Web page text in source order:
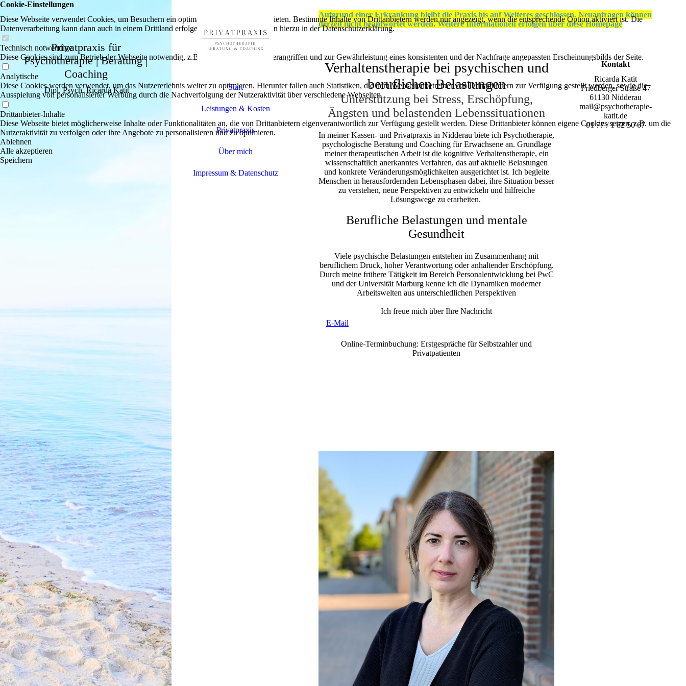
Privatpraxis für
Psychotherapie | Beratung |
Coaching
Dipl. Psych. Ricarda Katit Start
Leistungen & Kosten
Privatpraxis
Über mich
Impressum & Datenschutz
Aufgrund einer Erkrankung bleibt die Praxis bis auf Weiteres geschlossen. Neuanfragen können
derzeit nicht beantwortet werden. Weitere Informationen erfolgen über diese Homepage
Verhaltenstherapie bei psychischen und
beruflichen Belastungen
Unterstützung bei Stress, Erschöpfung,
Ängsten und belastenden Lebenssituationen
In meiner Kassen- und Privatpraxis in Nidderau biete ich Psychotherapie,
psychologische Beratung und Coaching für Erwachsene an. Grundlage
meiner therapeutischen Arbeit ist die kognitive Verhaltenstherapie, ein
wissenschaftlich anerkanntes Verfahren, das auf aktuelle Belastungen
und konkrete Veränderungsmöglichkeiten ausgerichtet ist. Ich begleite
Menschen in herausfordernden Lebensphasen dabei, ihre Situation besser
zu verstehen, neue Perspektiven zu entwickeln und hilfreiche
Lösungswege zu erarbeiten.
Berufliche Belastungen und mentale
Gesundheit
Viele psychische Belastungen entstehen im Zusammenhang mit
beruflichem Druck, hoher Verantwortung oder anhaltender Erschöpfung.
Durch meine frühere Tätigkeit im Bereich Personalentwicklung bei PwC
und der Universität Marburg kenne ich die Dynamiken moderner
Arbeitswelten aus unterschiedlichen Perspektiven
Ich freue mich über Ihre Nachricht
E-Mail
Online-Terminbuchung: Erstgespräche für Selbstzahler und
Privatpatienten
Kontakt
Ricarda Katit
Friedberger Straße 47
61130 Nidderau
mail@psychotherapie-
katit.de
01 77 / 1 82 50 67
Cookie-Einstellungen
Diese Webseite verwendet Cookies, um Besuchern ein optimales Nutzererlebnis zu bieten. Bestimmte Inhalte von Drittanbietern werden nur angezeigt, wenn die entsprechende Option aktiviert ist. Die
Datenverarbeitung kann dann auch in einem Drittland erfolgen. Weitere Informationen hierzu in der Datenschutzerklärung.
Technisch notwendige
Diese Cookies sind zum Betrieb der Webseite notwendig, z.B. zum Schutz vor Hackerangriffen und zur Gewährleistung eines konsistenten und der Nachfrage angepassten Erscheinungsbilds der Seite.
Analytische
Diese Cookies werden verwendet, um das Nutzererlebnis weiter zu optimieren. Hierunter fallen auch Statistiken, die dem Webseitenbetreiber von Drittanbietern zur Verfügung gestellt werden, sowie die
Ausspielung von personalisierter Werbung durch die Nachverfolgung der Nutzeraktivität über verschiedene Webseiten.
Drittanbieter-Inhalte
Diese Webseite bietet möglicherweise Inhalte oder Funktionalitäten an, die von Drittanbietern eigenverantwortlich zur Verfügung gestellt werden. Diese Drittanbieter können eigene Cookies setzen, z.B. um die
Nutzeraktivität zu verfolgen oder ihre Angebote zu personalisieren und zu optimieren.
Ablehnen
Alle akzeptieren
Speichern